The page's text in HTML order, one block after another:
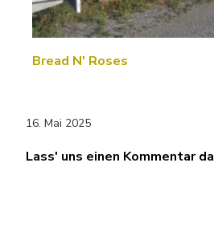
Bread N' Roses
16. Mai 2025
Lass' uns einen Kommentar da